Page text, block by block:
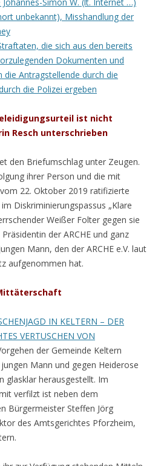
unbekannt), Misshandlung der
die sich aus den bereits
Dokumenten und
die Antragstellende durch die
die Polizei ergeben
ist nicht
Resch unterschrieben
den Briefumschlag unter Zeugen.
ihrer Person und die mit
22. Oktober 2019 ratifizierte
Diskriminierungspassus „Klare
Weißer Folter gegen sie
der ARCHE und ganz
Mann, den der ARCHE e.V. laut
aufgenommen hat.
IN KELTERN – DER
VERTUSCHEN VON
der Gemeinde Keltern
Mann und gegen Heiderose
glasklar herausgestellt. Im
verfilzt ist neben dem
Bürgermeister Steffen Jörg
des Amtsgerichtes Pforzheim,